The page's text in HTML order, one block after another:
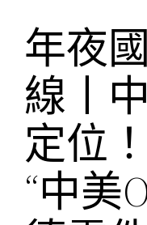
年夜
線丨
定位
“中美